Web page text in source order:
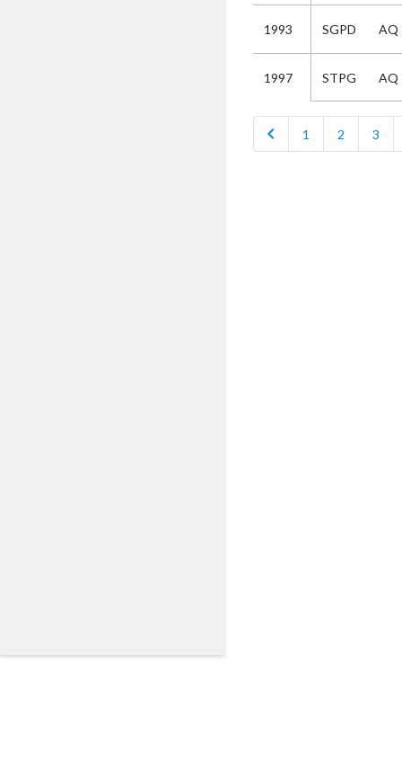
1993 SGPD AQ
1997 STPG AQ
chevron_left 1 2 3